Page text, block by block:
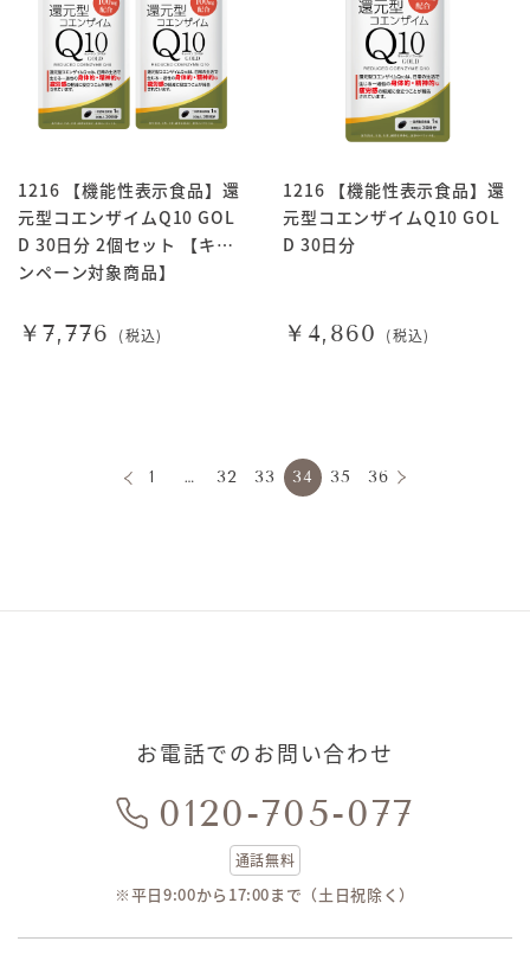
1216 【機能性表示食品】還
元型コエンザイムQ10 GOL
D 30日分 2個セット 【キャ
ンペーン対象商品】
￥7,776 (税込)
1216 【機能性表示食品】還
元型コエンザイムQ10 GOL
D 30日分
￥4,860 (税込)
1 … 32 33 34 35 36
お電話でのお問い合わせ
0120-705-077
通話無料
※平日9:00から17:00まで（土日祝除く）